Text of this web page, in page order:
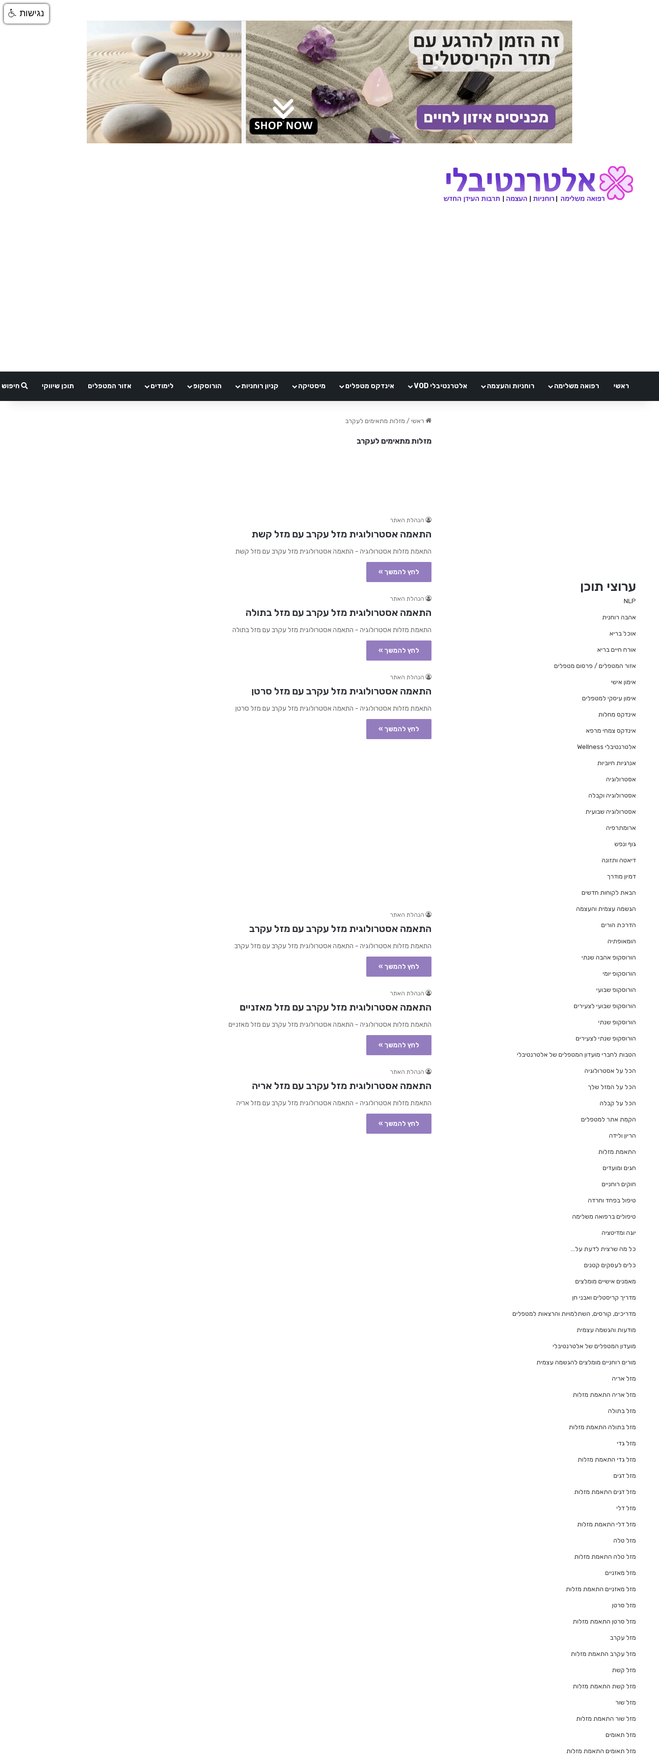
ראשי רפואה משלימה רוחניות והעצמה אלטרנטיבלי VOD אינדקס מטפלים מיסטיקה קניון רוחניות הורוסקופ לימודים אזור המטפלים תוכן שיווקי חיפוש
ראשי / מזלות מתאימים לעקרב
מזלות מתאימים לעקרב
הנהלת האתר
התאמה אסטרולוגית מזל עקרב עם מזל קשת
התאמת מזלות אסטרולוגיה - התאמה אסטרולוגית מזל עקרב עם מזל קשת
לחץ להמשך »
הנהלת האתר
התאמה אסטרולוגית מזל עקרב עם מזל בתולה
התאמת מזלות אסטרולוגיה - התאמה אסטרולוגית מזל עקרב עם מזל בתולה
לחץ להמשך »
הנהלת האתר
התאמה אסטרולוגית מזל עקרב עם מזל סרטן
התאמת מזלות אסטרולוגיה - התאמה אסטרולוגית מזל עקרב עם מזל סרטן
לחץ להמשך »
הנהלת האתר
התאמה אסטרולוגית מזל עקרב עם מזל עקרב
התאמת מזלות אסטרולוגיה - התאמה אסטרולוגית מזל עקרב עם מזל עקרב
לחץ להמשך »
הנהלת האתר
התאמה אסטרולוגית מזל עקרב עם מזל מאזניים
התאמת מזלות אסטרולוגיה - התאמה אסטרולוגית מזל עקרב עם מזל מאזניים
לחץ להמשך »
הנהלת האתר
התאמה אסטרולוגית מזל עקרב עם מזל אריה
התאמת מזלות אסטרולוגיה - התאמה אסטרולוגית מזל עקרב עם מזל אריה
לחץ להמשך »
ערוצי תוכן
NLP
אהבה רוחנית
אוכל בריא
אורח חיים בריא
אזור המטפלים / פרסום מטפלים
אימון אישי
אימון עיסקי למטפלים
אינדקס מחלות
אינדקס צמחי מרפא
אלטרנטיבלי Wellness
אנרגיות חיוביות
אסטרולוגיה
אסטרולוגיה וקבלה
אסטרולוגיה שבועית
ארומתרפיה
גוף ונפש
דיאטה ותזונה
דמיון מודרך
הבאת לקוחות חדשים
הגשמה עצמית והעצמה
הדרכת הורים
הומאופתיה
הורוסקופ אהבה שנתי
הורוסקופ יומי
הורוסקופ שבועי
הורוסקופ שבועי לצעירים
הורוסקופ שנתי
הורוסקופ שנתי לצעירים
הטבות לחברי מועדון המטפלים של אלטרנטיבלי
הכל על אסטרולוגיה
הכל על המזל שלך
הכל על קבלה
הקמת אתר למטפלים
הריון ולידה
התאמת מזלות
חגים ומועדים
חוקים רוחניים
טיפול בפחד וחרדה
טיפולים ברפואה משלימה
יוגה ומדיטציה
כל מה שרצית לדעת על…
כלים לעסקים קטנים
מאמנים אישיים מומלצים
מדריך קריסטלים ואבני חן
מדריכים, קורסים, השתלמויות והרצאות למטפלים
מודעות והגשמה עצמית
מועדון המטפלים של אלטרנטיבלי
מורים רוחניים מומלצים להגשמה עצמית
מזל אריה
מזל אריה התאמת מזלות
מזל בתולה
מזל בתולה התאמת מזלות
מזל גדי
מזל גדי התאמת מזלות
מזל דגים
מזל דגים התאמת מזלות
מזל דלי
מזל דלי התאמת מזלות
מזל טלה
מזל טלה התאמת מזלות
מזל מאזניים
מזל מאזניים התאמת מזלות
מזל סרטן
מזל סרטן התאמת מזלות
מזל עקרב
מזל עקרב התאמת מזלות
מזל קשת
מזל קשת התאמת מזלות
מזל שור
מזל שור התאמת מזלות
מזל תאומים
מזל תאומים התאמת מזלות
נגישות